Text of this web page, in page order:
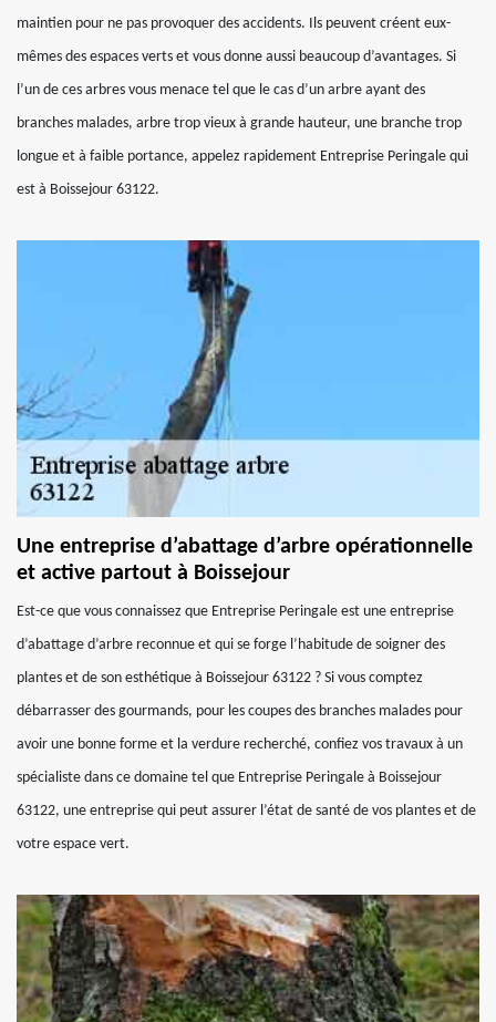
maintien pour ne pas provoquer des accidents. Ils peuvent créent eux-
mêmes des espaces verts et vous donne aussi beaucoup d’avantages. Si
l’un de ces arbres vous menace tel que le cas d’un arbre ayant des
branches malades, arbre trop vieux à grande hauteur, une branche trop
longue et à faible portance, appelez rapidement Entreprise Peringale qui
est à Boissejour 63122.
Une entreprise d’abattage d’arbre opérationnelle
et active partout à Boissejour
Est-ce que vous connaissez que Entreprise Peringale est une entreprise
d’abattage d’arbre reconnue et qui se forge l’habitude de soigner des
plantes et de son esthétique à Boissejour 63122 ? Si vous comptez
débarrasser des gourmands, pour les coupes des branches malades pour
avoir une bonne forme et la verdure recherché, confiez vos travaux à un
spécialiste dans ce domaine tel que Entreprise Peringale à Boissejour
63122, une entreprise qui peut assurer l’état de santé de vos plantes et de
votre espace vert.